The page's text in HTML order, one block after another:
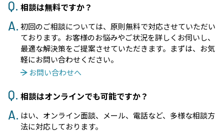
相談は無料ですか？
初回のご相談については、原則無料で対応させていただい
ております。お客様のお悩みやご状況を詳しくお伺いし、
最適な解決策をご提案させていただきます。まずは、お気
軽にお問い合わせください。
お問い合わせへ
相談はオンラインでも可能ですか？
はい、オンライン面談、メール、電話など、多様な相談方
法に対応しております。